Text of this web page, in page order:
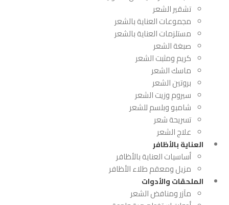
تشقير الشعر
مجموعات العناية بالشعر
مستلزمات العناية بالشعر
صبغة الشعر
كريم ومثبت الشعر
ماسك الشعر
بروتين الشعر
سيروم وزيت الشعر
شامبو وبلسم للشعر
تسريحة شعر
علاج الشعر
العناية بالأظافر
أساسيات العناية بالأظافر
مزيل ومعقم طلاء الأظافر
الملحقات والأدوات
مآزر ومنافض الشعر